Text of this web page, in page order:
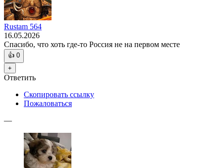
Rustam 564
16.05.2026
Спасибо, что хоть где-то Россия не на первом месте
👍 0
+
Ответить
Скопировать ссылку
Пожаловаться
—